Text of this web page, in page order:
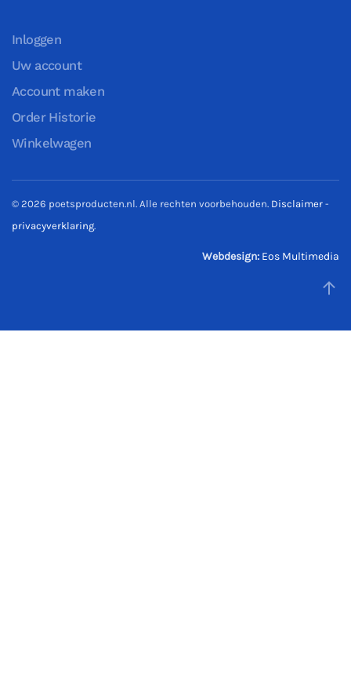
Inloggen
Uw account
Account maken
Order Historie
Winkelwagen
© 2026 poetsproducten.nl. Alle rechten voorbehouden. Disclaimer -
privacyverklaring.
Webdesign: Eos Multimedia